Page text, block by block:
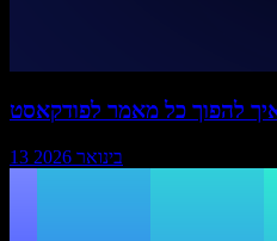
להפוך כל מאמר לפודקאסט
13 בינואר 2026